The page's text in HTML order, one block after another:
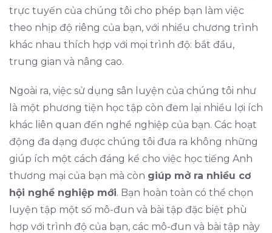
trực tuyến của chúng tôi cho phép bạn làm việc
theo nhịp độ riêng của bạn, với nhiều chương trình
khác nhau thích hợp với mọi trình độ: bắt đầu,
trung gian và nâng cao.
Ngoài ra, việc sử dụng sân luyện của chúng tôi như
là một phương tiện học tập còn đem lại nhiều lợi ích
khác liên quan đến nghề nghiệp của bạn. Các hoạt
động đa dạng được chúng tôi đưa ra không những
giúp ích một cách đáng kể cho việc học tiếng Anh
thương mại của bạn mà còn giúp mở ra nhiều cơ
hội nghề nghiệp mới. Bạn hoàn toàn có thể chọn
luyện tập một số mô-đun và bài tập đặc biệt phù
hợp với trình độ của bạn, các mô-đun và bài tập này